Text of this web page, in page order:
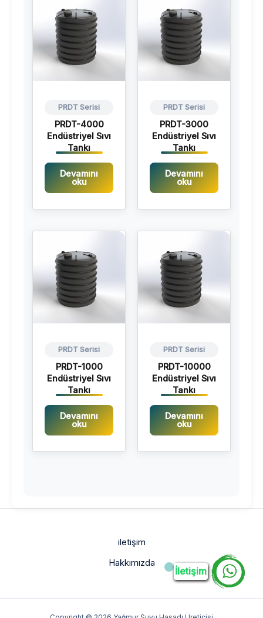
PRDT Serisi
PRDT-4000
Endüstriyel Sıvı
Tankı
Devamını
oku
PRDT Serisi
PRDT-3000
Endüstriyel Sıvı
Tankı
Devamını
oku
PRDT Serisi
PRDT-1000
Endüstriyel Sıvı
Tankı
Devamını
oku
PRDT Serisi
PRDT-10000
Endüstriyel Sıvı
Tankı
Devamını
oku
iletişim
Hakkımızda
İletişim